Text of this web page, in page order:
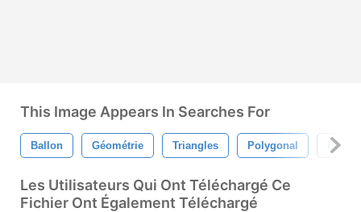
This Image Appears In Searches For
Ballon Géométrie Triangles Polygonal Balle
Les Utilisateurs Qui Ont Téléchargé Ce
Fichier Ont Également Téléchargé